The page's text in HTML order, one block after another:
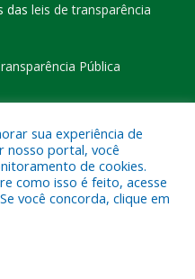
das leis de transparência
Pública
Municipal de Eldorado
sua experiência de
nosso portal, você
de cookies.
como isso é feito, acesse
você concorda, clique em